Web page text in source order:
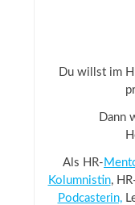
Du willst im
Dann
Als HR-
Kolumnistin,
Podcasterin,